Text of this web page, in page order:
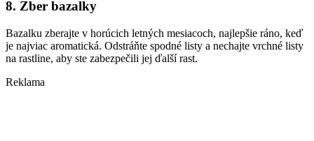
8. Zber bazalky
Bazalku zberajte v horúcich letných mesiacoch, najlepšie ráno, keď
je najviac aromatická. Odstráňte spodné listy a nechajte vrchné listy
na rastline, aby ste zabezpečili jej ďalší rast.
Reklama